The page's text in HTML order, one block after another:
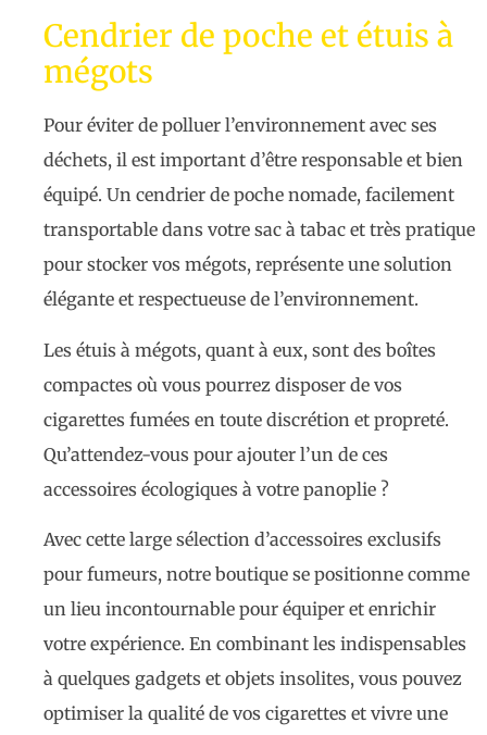
Cendrier de poche et étuis à
mégots
Pour éviter de polluer l’environnement avec ses
déchets, il est important d’être responsable et bien
équipé. Un cendrier de poche nomade, facilement
transportable dans votre sac à tabac et très pratique
pour stocker vos mégots, représente une solution
élégante et respectueuse de l’environnement.
Les étuis à mégots, quant à eux, sont des boîtes
compactes où vous pourrez disposer de vos
cigarettes fumées en toute discrétion et propreté.
Qu’attendez-vous pour ajouter l’un de ces
accessoires écologiques à votre panoplie ?
Avec cette large sélection d’accessoires exclusifs
pour fumeurs, notre boutique se positionne comme
un lieu incontournable pour équiper et enrichir
votre expérience. En combinant les indispensables
à quelques gadgets et objets insolites, vous pouvez
optimiser la qualité de vos cigarettes et vivre une